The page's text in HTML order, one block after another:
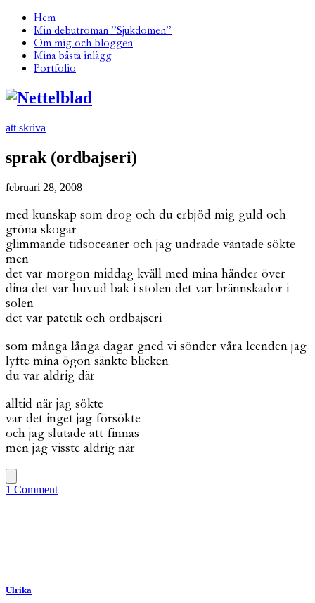
Hem
Min debutroman ”Sjukdomen”
Om mig och bloggen
Mina bästa inlägg
Portfolio
att skriva
sprak (ordbajseri)
februari 28, 2008
med kunskap som drog och du erbjöd mig guld och
gröna skogar
glimmande tidsoceaner och jag undrade väntade sökte
men
det var morgon middag kväll med mina händer över
dina det var huvud bak i stolen det var brännskador i
solen
det var patetik och ordbajseri
som många långa dagar gned vi sönder våra leenden jag
lyfte mina ögon sänkte blicken
du var aldrig där
alltid när jag sökte
var det inget jag försökte
och jag slutade att finnas
men jag visste aldrig när
1 Comment
Ulrika